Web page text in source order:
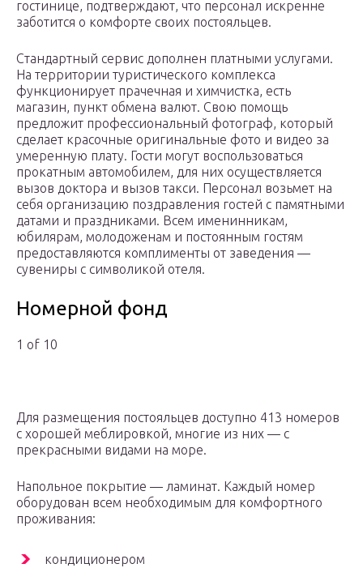
гостинице, подтверждают, что персонал искренне
заботится о комфорте своих постояльцев.
Стандартный сервис дополнен платными услугами.
На территории туристического комплекса
функционирует прачечная и химчистка, есть
магазин, пункт обмена валют. Свою помощь
предложит профессиональный фотограф, который
сделает красочные оригинальные фото и видео за
умеренную плату. Гости могут воспользоваться
прокатным автомобилем, для них осуществляется
вызов доктора и вызов такси. Персонал возьмет на
себя организацию поздравления гостей с памятными
датами и праздниками. Всем именинникам,
юбилярам, молодоженам и постоянным гостям
предоставляются комплименты от заведения —
сувениры с символикой отеля.
Номерной фонд
1 of 10
Для размещения постояльцев доступно 413 номеров
с хорошей меблировкой, многие из них — с
прекрасными видами на море.
Напольное покрытие — ламинат. Каждый номер
оборудован всем необходимым для комфортного
проживания:
кондиционером